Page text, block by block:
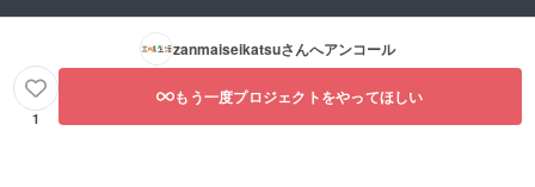
zanmaiseikatsuさんへアンコール
1
もう一度プロジェクトをやってほしい